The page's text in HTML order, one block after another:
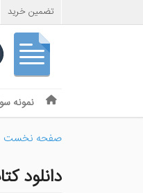
تضمین خرید
Menu
to content
نمونه
صفحه نخست
دانلود